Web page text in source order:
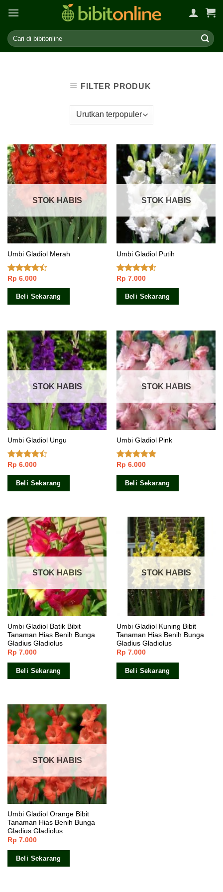
content
FILTER PRODUK
STOK HABIS
Umbi Gladiol Merah
Dinilai
4.16dari
Rp 6.000
Beli Sekarang
STOK HABIS
Umbi Gladiol Putih
Dinilai
4.23dari
Rp 7.000
Beli Sekarang
STOK HABIS
Umbi Gladiol Ungu
Dinilai
4.16dari
Rp 6.000
Beli Sekarang
STOK HABIS
Umbi Gladiol Pink
Dinilai4.80
dari 5
Rp 6.000
Beli Sekarang
STOK HABIS
Umbi Gladiol Batik Bibit
Tanaman Hias Benih Bunga
Gladius Gladiolus
Rp 7.000
Beli Sekarang
STOK HABIS
Umbi Gladiol Kuning Bibit
Tanaman Hias Benih Bunga
Gladius Gladiolus
Rp 7.000
Beli Sekarang
STOK HABIS
Umbi Gladiol Orange Bibit
Tanaman Hias Benih Bunga
Gladius Gladiolus
Rp 7.000
Beli Sekarang